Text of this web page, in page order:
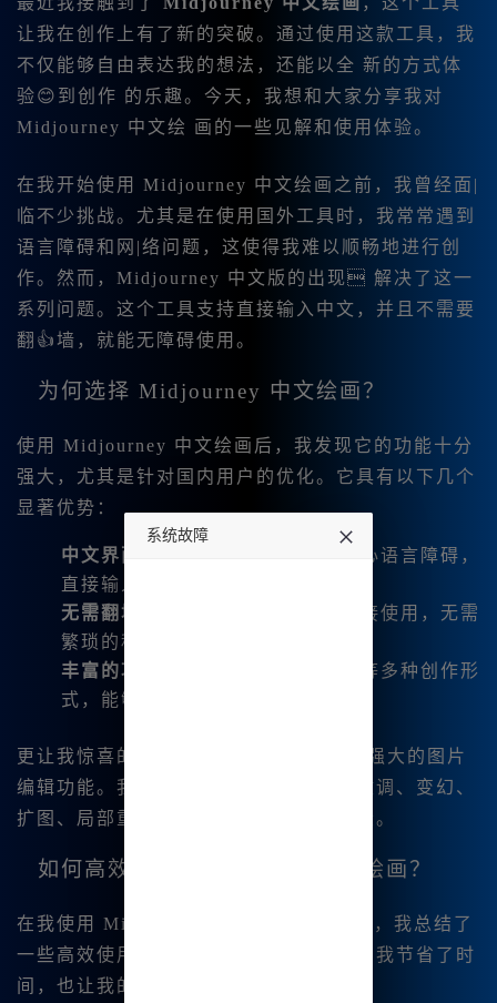
让我在创作上有了新的突破。通过使用这款工具，我
不仅能够自由表达我的想法，还能以全 新的方式体
验😊到创作 的乐趣。今天，我想和大家分享我对
Midjourney 中文绘 画的一些见解和使用体验。
在我开始使用 Midjourney 中文绘画之前，我曾经面|
临不少挑战。尤其是在使用国外工具时，我常常遇到
语言障碍和网|络问题，这使得我难以顺畅地进行创
作。然而，Midjourney 中文版的出现 解决了这一
系列问题。这个工具支持直接输入中文，并且不需要
翻👍墙，就能无障碍使用。
为何选择 Midjourney 中文绘画？
使用 Midjourney 中文绘画后，我发现它的功能十分
强大，尤其是针对国内用户的优化。它具有以下几个
显著优势：
中文界面
：全中文界面让我无需担心语言障碍，
直接输入中文指令即可。
无需翻墙
：我可以在国内环境下直接使用，无需
繁琐的科学上网。
丰富的功能
：支持图生图、文生图等多种创作形
式，能够实现多样化的艺术表达。
更让我惊喜的是，Midjourney 还提供了强大的图片
编辑功能。我可以对所生成的图像进行微调、变幻、
扩图、局部重绘等，丰富了我的创作手段。
如何高效使用 Midjourney 中文绘画？
在我使用 Midjourney 中文绘画的过程中，我总结了
一些高效使用的技巧。这些技巧不仅帮助我节省了时
间，也让我的创作过程更加顺畅。
系统故障